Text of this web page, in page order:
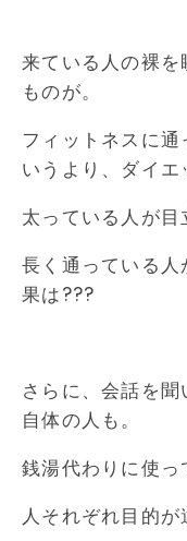
来ている人の裸
ものが。
フィットネスに
いうより、ダイエ
太っている人が目
長く通っている
果は???
さらに、会話を
自体の人も。
銭湯代わりに使っ
人それぞれ目的が